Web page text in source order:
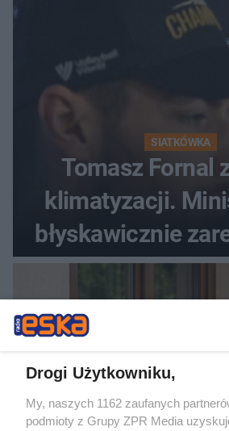
SIATKÓWKA
Tomasz Fornal
klimatyzacji.
błyskawicznie
Drogi Użytkowniku,
My, naszych 1162 zaufanych
podmioty z Grupy ZPR Media